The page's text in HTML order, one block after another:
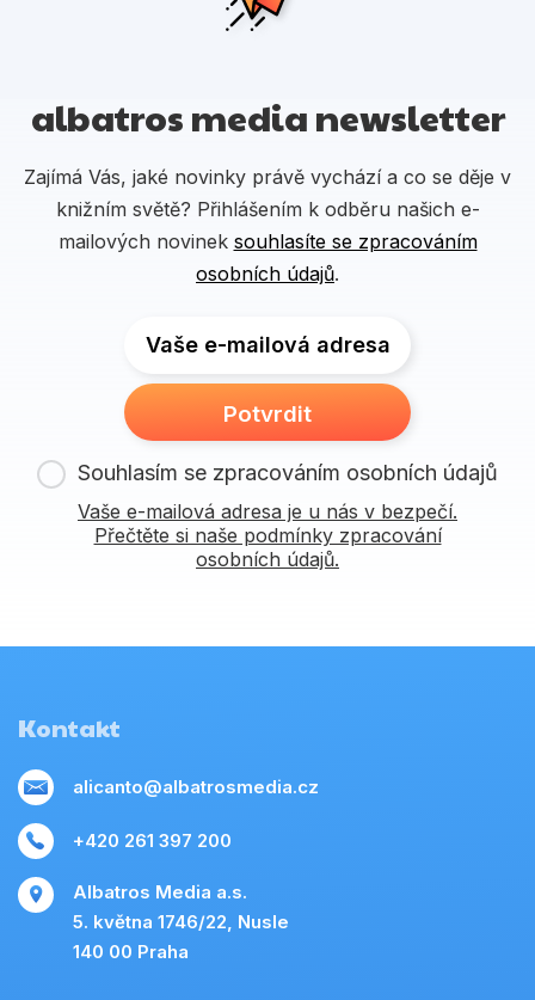
albatros media newsletter
Zajímá Vás, jaké novinky právě vychází a co se děje v
knižním světě? Přihlášením k odběru našich e-
mailových novinek souhlasíte se zpracováním
osobních údajů.
Vaše e-mailová adresa
Potvrdit
Souhlasím se zpracováním osobních údajů
Vaše e-mailová adresa je u nás v bezpečí.
Přečtěte si naše podmínky zpracování
osobních údajů.
Kontakt
alicanto@albatrosmedia.cz
+420 261 397 200
Albatros Media a.s.
5. května 1746/22, Nusle
140 00 Praha